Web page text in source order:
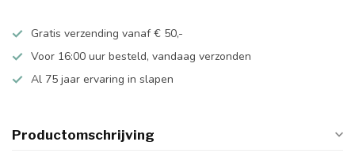
Gratis verzending vanaf € 50,-
Voor 16:00 uur besteld, vandaag verzonden
Al 75 jaar ervaring in slapen
Productomschrijving